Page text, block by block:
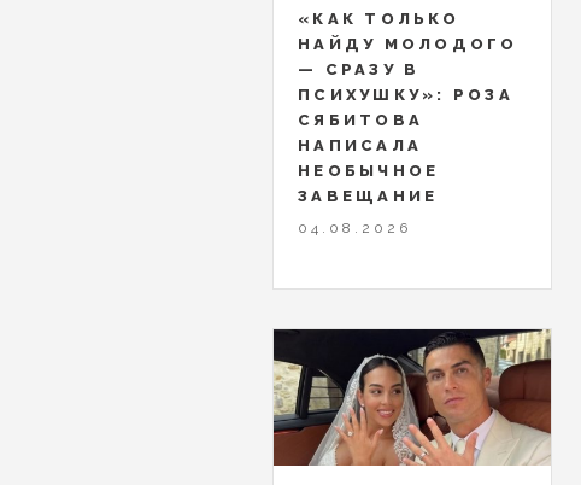
«КАК ТОЛЬКО
НАЙДУ МОЛОДОГО
— СРАЗУ В
ПСИХУШКУ»: РОЗА
СЯБИТОВА
НАПИСАЛА
НЕОБЫЧНОЕ
ЗАВЕЩАНИЕ
04.08.2026